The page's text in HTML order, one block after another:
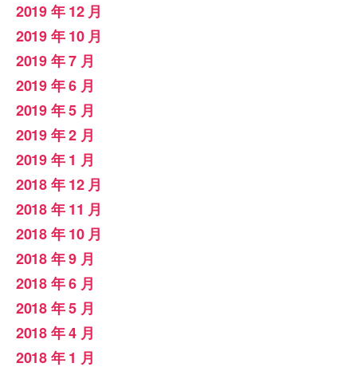
2019 年 12 月
2019 年 10 月
2019 年 7 月
2019 年 6 月
2019 年 5 月
2019 年 2 月
2019 年 1 月
2018 年 12 月
2018 年 11 月
2018 年 10 月
2018 年 9 月
2018 年 6 月
2018 年 5 月
2018 年 4 月
2018 年 1 月